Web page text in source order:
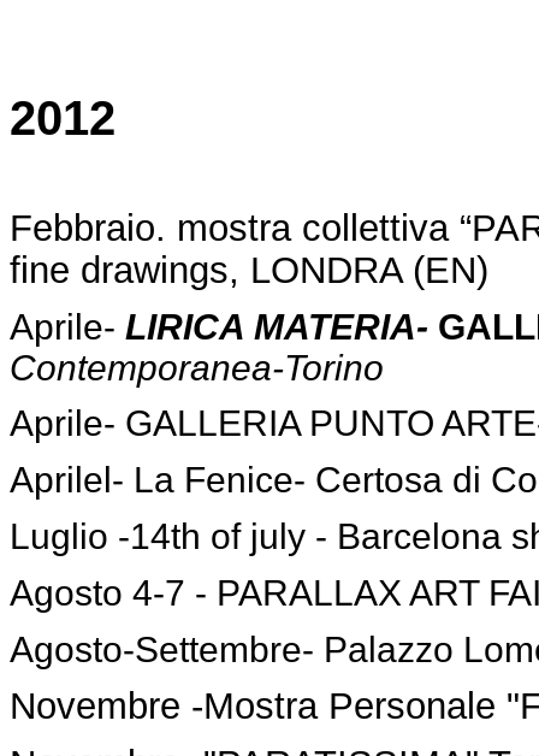
2012
Febbraio. mostra collettiva
fine drawings, LONDRA (EN)
Aprile- LIRICA MATERIA-
Contemporanea-Torino
Aprile- GALLERIA PUNTO
Aprilel- La Fenice- Certosa di
Luglio -14th of july - Barcelona
Agosto 4-7 - PARALLAX ART
Agosto-Settembre- Palazzo
Novembre -Mostra Personale